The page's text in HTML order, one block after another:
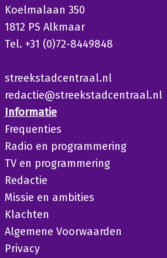
Koelmalaan 350
1812 PS Alkmaar
Tel. +31 (0)72-8449848
streekstadcentraal.nl
redactie@streekstadcentraal.nl
Informatie
Frequenties
Radio en programmering
TV en programmering
Redactie
Missie en ambities
Klachten
Algemene Voorwaarden
Privacy